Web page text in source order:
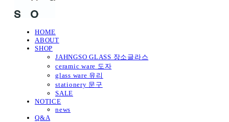
HOME
ABOUT
SHOP
JAHNGSO GLASS 장소글라스
ceramic ware 도자
glass ware 유리
stationery 문구
SALE
NOTICE
news
Q&A